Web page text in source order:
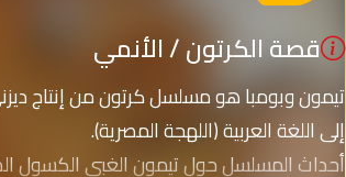
قصة الكرتون / الأنمي
تيمون وبومبا هو مسلسل كرتون من إنتاج
إلى اللغة العربية (اللهجة المصرية).
أحداث المسلسل حول تيمون الغبى الكسول